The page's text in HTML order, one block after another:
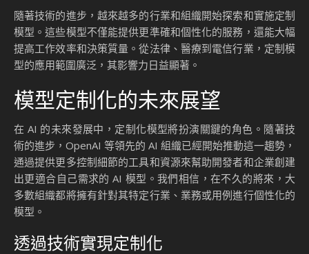
隨著技術的進步，越來越多的行業和組織開始探索和實施定制
模型。這些模型不僅能提供更準確和個性化的服務，還能大幅
提高工作效率和決策質量。從法律、醫療到電信行業，定制模
型的應用範圍廣泛，其影響力日益顯著。
模型定制化的未來展望
在 AI 的未來發展中，定制化模型將扮演關鍵的角色。隨著技
術的進步，OpenAI 等領先的 AI 組織已經開始推動這一趨勢，
通過提供更多控制細節的工具和資源來幫助開發者和企業創建
出更適合自己需求的 AI 模型。我們相信，在不久的將來，大
多數組織都將擁有針對其特定行業、業務或用例進行個性化的
模型。
透過技術實現定制化